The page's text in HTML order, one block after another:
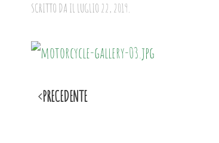
SCRITTO DA IL LUGLIO 22, 2019.
PRECEDENTE